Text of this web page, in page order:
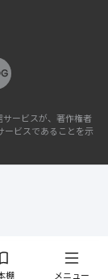
棚 メニュー
ービスが、著作権者
ービスであることを示